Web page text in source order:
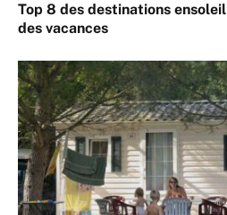
Top 8 des destinations
des vacances